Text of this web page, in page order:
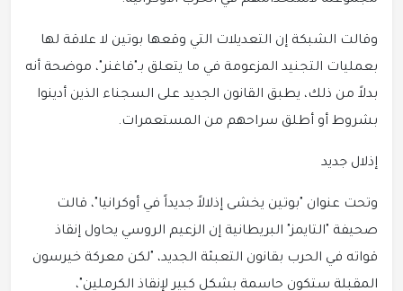
وقالت الشبكة إن التعديلات التي وقعها بوتين لا علاقة لها
بعمليات التجنيد المزعومة في ما يتعلق بـ"فاغنر"، موضحة أنه
بدلاً من ذلك، يطبق القانون الجديد على السجناء الذين أدينوا
بشروط أو أطلق سراحهم من المستعمرات.
إذلال جديد
وتحت عنوان "بوتين يخشى إذلالاً جديداً في أوكرانيا"، قالت
صحيفة "التايمز" البريطانية إن الزعيم الروسي يحاول إنقاذ
قواته في الحرب بقانون التعبئة الجديد، "لكن معركة خيرسون
المقبلة ستكون حاسمة بشكل كبير لإنقاذ الكرملين"،